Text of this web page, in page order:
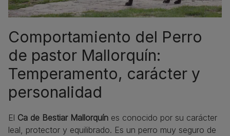
Comportamiento del Perro
de pastor Mallorquín:
Temperamento, carácter y
personalidad
El Ca de Bestiar Mallorquín es conocido por su carácter
leal, protector y equilibrado. Es un perro muy seguro de